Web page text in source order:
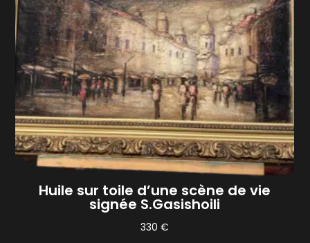
Huile sur toile d’une scène de vie
signée S.Gasishoili
330€